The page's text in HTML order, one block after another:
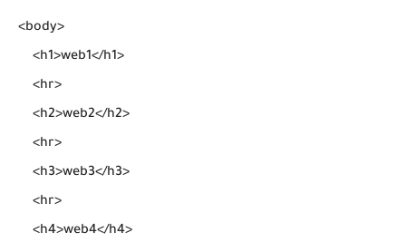
<body>
    <h1>web1</h1>
    <hr>
    <h2>web2</h2>
    <hr>
    <h3>web3</h3>
    <hr>
    <h4>web4</h4>